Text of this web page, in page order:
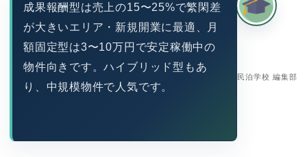
民泊学校 編集部
成果報酬型は売上の15〜25%で繁閑差
が大きいエリア・新規開業に最適、月
額固定型は3〜10万円で安定稼働中の
物件向きです。ハイブリッド型もあ
り、中規模物件で人気です。